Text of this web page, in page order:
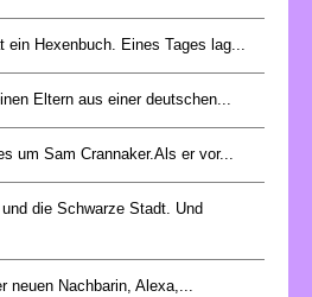
ein Hexenbuch. Eines Tages lag...
Eltern aus einer deutschen...
um Sam Crannaker.Als er vor...
die Schwarze Stadt. Und
neuen Nachbarin, Alexa,...